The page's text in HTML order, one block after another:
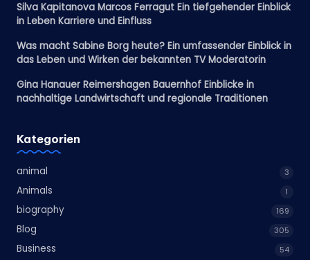
Silva Kapitanova Marcos Ferragut Ein tiefgehender Einblick
in Leben Karriere und Einfluss
Was macht Sabine Borg heute? Ein umfassender Einblick in
das Leben und Wirken der bekannten TV Moderatorin
Gina Hanauer Reimershagen Bauernhof Einblicke in
nachhaltige Landwirtschaft und regionale Traditionen
Kategorien
animal 3
Animals 1
biography 169
Blog 305
Business 54